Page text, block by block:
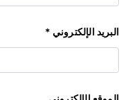
البريد الإلكتروني *